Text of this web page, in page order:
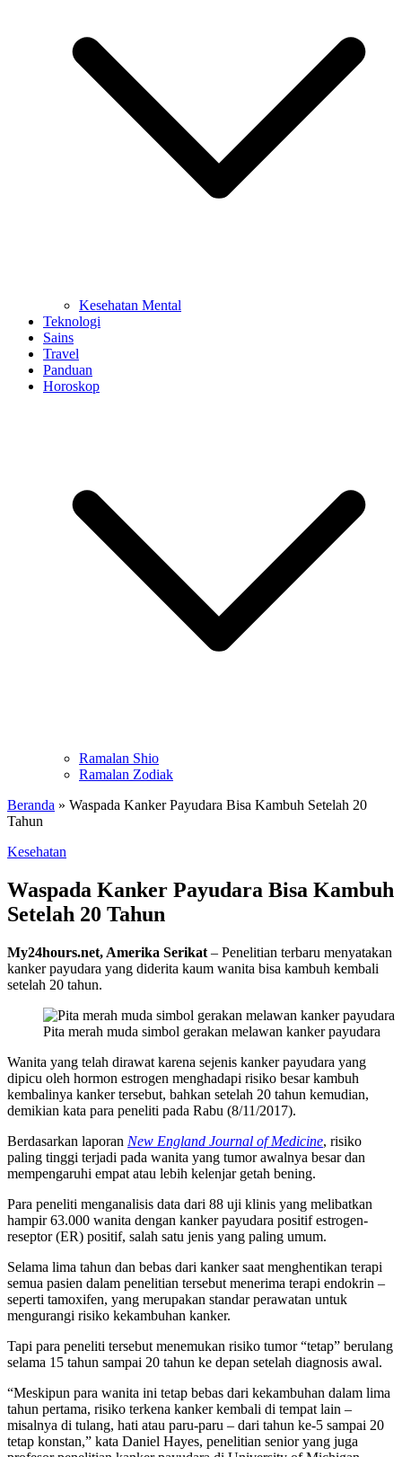
Kesehatan Mental
Teknologi
Sains
Travel
Panduan
Horoskop
Ramalan Shio
Ramalan Zodiak
Beranda » Waspada Kanker Payudara Bisa Kambuh Setelah 20
Tahun
Kesehatan
Waspada Kanker Payudara Bisa Kambuh
Setelah 20 Tahun
My24hours.net, Amerika Serikat – Penelitian terbaru menyatakan
kanker payudara yang diderita kaum wanita bisa kambuh kembali
setelah 20 tahun.
Pita merah muda simbol gerakan melawan kanker payudara
Wanita yang telah dirawat karena sejenis kanker payudara yang
dipicu oleh hormon estrogen menghadapi risiko besar kambuh
kembalinya kanker tersebut, bahkan setelah 20 tahun kemudian,
demikian kata para peneliti pada Rabu (8/11/2017).
Berdasarkan laporan New England Journal of Medicine, risiko
paling tinggi terjadi pada wanita yang tumor awalnya besar dan
mempengaruhi empat atau lebih kelenjar getah bening.
Para peneliti menganalisis data dari 88 uji klinis yang melibatkan
hampir 63.000 wanita dengan kanker payudara positif estrogen-
reseptor (ER) positif, salah satu jenis yang paling umum.
Selama lima tahun dan bebas dari kanker saat menghentikan terapi
semua pasien dalam penelitian tersebut menerima terapi endokrin –
seperti tamoxifen, yang merupakan standar perawatan untuk
mengurangi risiko kekambuhan kanker.
Tapi para peneliti tersebut menemukan risiko tumor “tetap” berulang
selama 15 tahun sampai 20 tahun ke depan setelah diagnosis awal.
“Meskipun para wanita ini tetap bebas dari kekambuhan dalam lima
tahun pertama, risiko terkena kanker kembali di tempat lain –
misalnya di tulang, hati atau paru-paru – dari tahun ke-5 sampai 20
tetap konstan,” kata Daniel Hayes, penelitian senior yang juga